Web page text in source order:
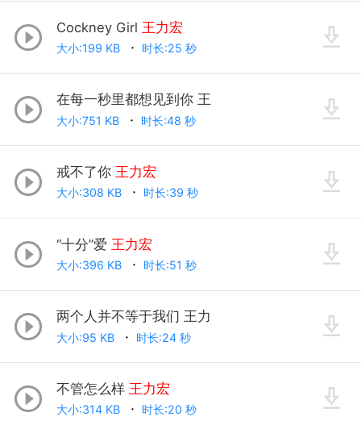
Cockney Girl 王力宏
大小:199 KB 时长:25 秒
在每一秒里都想见到你 王
大小:751 KB 时长:48 秒
戒不了你 王力宏
大小:308 KB 时长:39 秒
“十分”爱 王力宏
大小:396 KB 时长:51 秒
两个人并不等于我们 王力
大小:95 KB 时长:24 秒
不管怎么样 王力宏
大小:314 KB 时长:20 秒